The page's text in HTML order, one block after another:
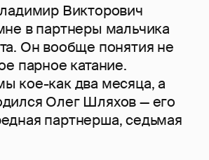
Викторович
в партнеры мальчика
Он вообще понятия не
парное катание.
кое-как два месяца, а
Олег Шляхов — его
партнерша, седьмая